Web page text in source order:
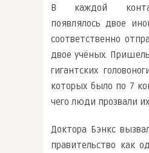
В каждой
появлялось двое
соответственно
двое учёных.
гигантских
которых было по 7
чего люди прозвали
Доктора Бэнкс
правительство как